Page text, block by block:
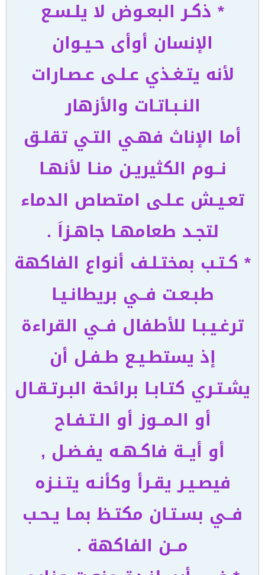
* ذكـر البعـوض لا يلـسـع
الإنسان أوأى حـيـوان
لأنه يتـغـذي عـلـى عـصـارات
النـبـاتـات والأزهار
أما الإناث فهـي التـي تقلـق
نــوم الكثيريـن منـا لأنهـا
تعـيـش عـلـى امتصاص الدماء
لتجـد طعامهـا جاهـزاَ .
* كـتـب بمختـلـف أنواع الفاكهة
طبـعـت فــي بريطانـيـا
ترغـيـبـا للأطفال فــي القراءة
إذ يستطـيـع طـفـل أن
يشـتـري كتـابـا برائحة البـرتـقـال
أو الـمــوز أو الـتـفـاح
أو أيــة فاكـهـه يفـضـل ,
فيصـيـر يقـرأ وكأنـه يتـنـزه
فــي بسـتـان مكتـظ بمـا يـحـب
مــن الفاكهة .